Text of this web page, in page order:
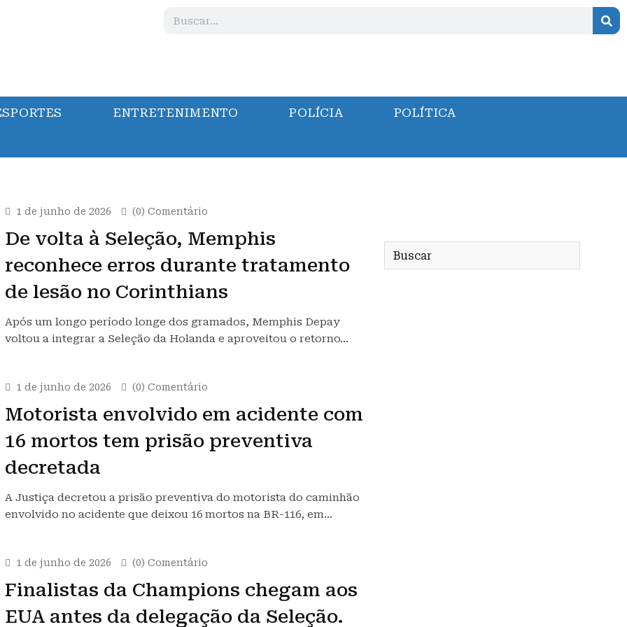
ENTRETENIMENTO POLÍCIA POLÍTICA
1 de junho de 2026 (0) Comentário
De volta à Seleção, Memphis
reconhece erros durante tratamento
de lesão no Corinthians
Após um longo período longe dos gramados, Memphis Depay
voltou a integrar a Seleção da Holanda e aproveitou o retorno…
1 de junho de 2026 (0) Comentário
Motorista envolvido em acidente com
16 mortos tem prisão preventiva
decretada
A Justiça decretou a prisão preventiva do motorista do caminhão
envolvido no acidente que deixou 16 mortos na BR-116, em…
1 de junho de 2026 (0) Comentário
Finalistas da Champions chegam aos
EUA antes da delegação da Seleção.